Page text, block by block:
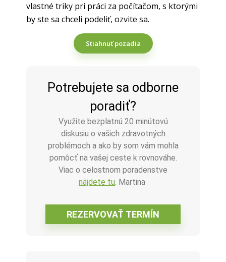
vlastné triky pri práci za počítačom, s ktorými
by ste sa chceli podeliť, ozvite sa.
Stiahnuť pozadia
Potrebujete sa odborne
poradiť?
Využite bezplatnú 20 minútovú
diskusiu o vašich zdravotných
problémoch a ako by som vám mohla
pomôcť na vašej ceste k rovnováhe.
Viac o celostnom poradenstve
nájdete tu. Martina